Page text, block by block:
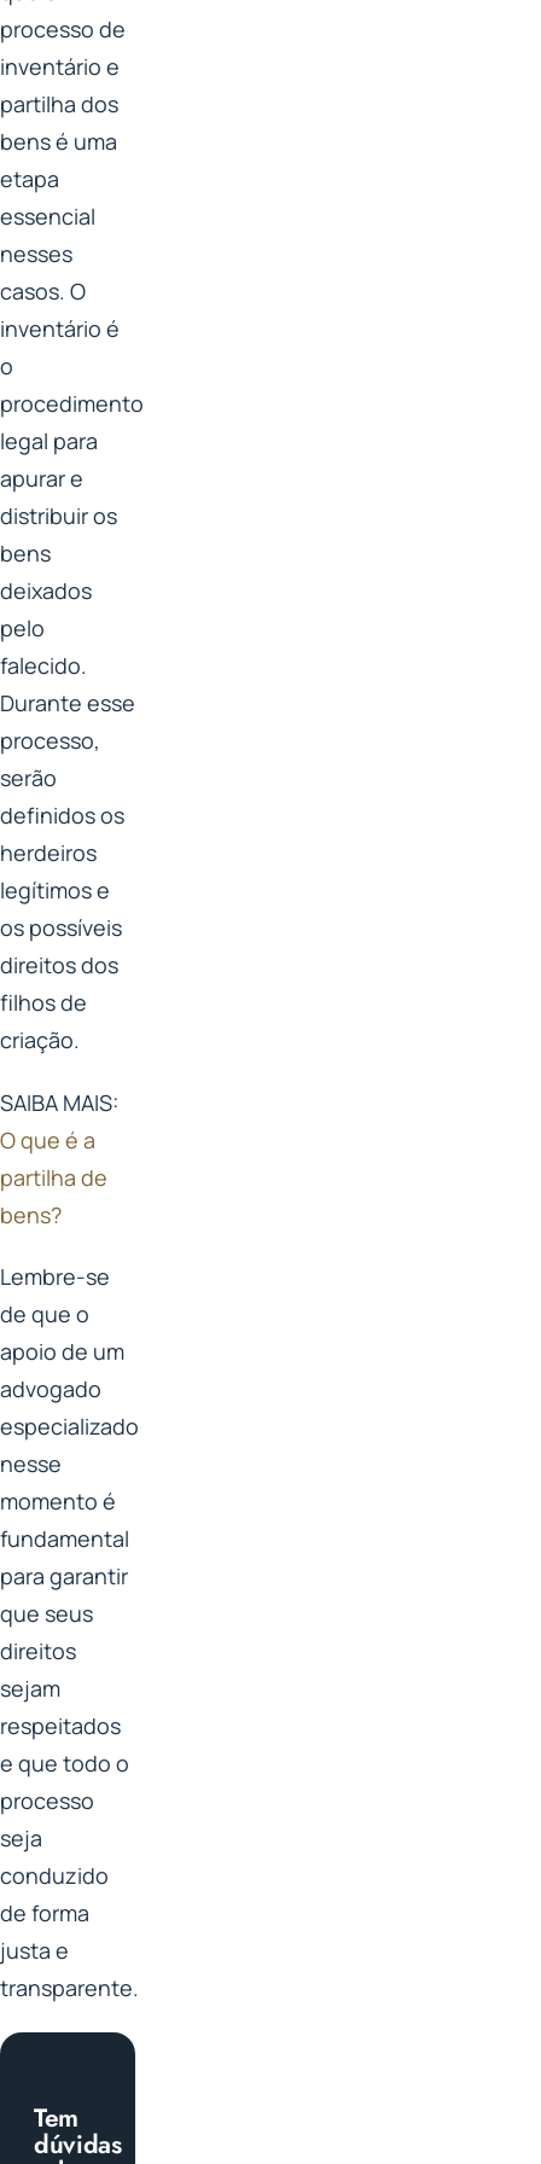
processo de
inventário e
partilha dos
bens é uma
etapa
essencial
nesses
casos. O
inventário é
o
procedimento
legal para
apurar e
distribuir os
bens
deixados
pelo
falecido.
Durante esse
processo,
serão
definidos os
herdeiros
legítimos e
os possíveis
direitos dos
filhos de
criação.
SAIBA MAIS:
O que é a
partilha de
bens?
Lembre-se
de que o
apoio de um
advogado
especializado
nesse
momento é
fundamental
para garantir
que seus
direitos
sejam
respeitados
e que todo o
processo
seja
conduzido
de forma
justa e
transparente.
Tem
dúvidas